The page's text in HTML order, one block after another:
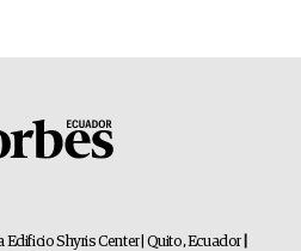
Edificio Shyris Center | Quito, Ecuador